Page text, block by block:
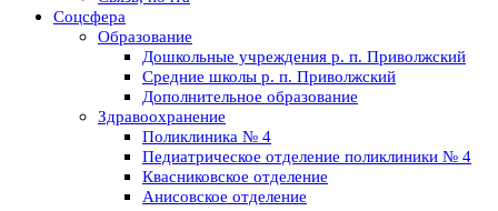
Соцсфера
Образование
Дошкольные учреждения р. п. Приволжский
Средние школы р. п. Приволжский
Дополнительное образование
Здравоохранение
Поликлиника № 4
Педиатрическое отделение поликлиники № 4
Квасниковское отделение
Анисовское отделение